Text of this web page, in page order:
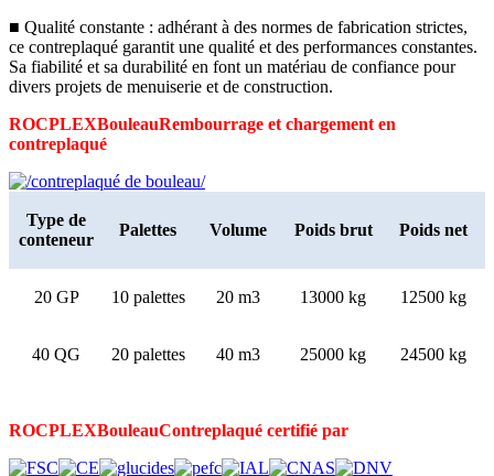
■ Qualité constante : adhérant à des normes de fabrication strictes,
ce contreplaqué garantit une qualité et des performances constantes.
Sa fiabilité et sa durabilité en font un matériau de confiance pour
divers projets de menuiserie et de construction.
ROCPLEXBouleauRembourrage et chargement en
contreplaqué
Type de
conteneur
Palettes Volume Poids brut Poids net
20 GP 10 palettes 20 m3 13000 kg 12500 kg
40 QG 20 palettes 40 m3 25000 kg 24500 kg
ROCPLEXBouleauContreplaqué certifié par